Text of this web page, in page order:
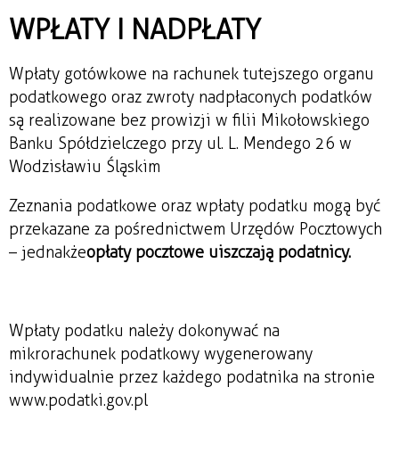
WPŁATY I NADPŁATY
Wpłaty gotówkowe na rachunek tutejszego organu
podatkowego oraz zwroty nadpłaconych podatków
są realizowane bez prowizji w filii Mikołowskiego
Banku Spółdzielczego przy ul. L. Mendego 26 w
Wodzisławiu Śląskim
Zeznania podatkowe oraz wpłaty podatku mogą być
przekazane za pośrednictwem Urzędów Pocztowych
– jednakżeopłaty pocztowe uiszczają podatnicy.
Wpłaty podatku należy dokonywać na
mikrorachunek podatkowy wygenerowany
indywidualnie przez każdego podatnika na stronie
www.podatki.gov.pl